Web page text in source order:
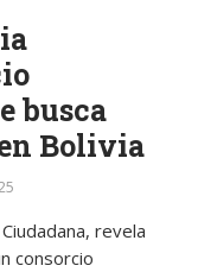
busca
Bolivia
revela
consorcio